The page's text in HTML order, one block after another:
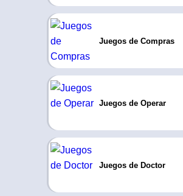
Juegos de Compras
Juegos de Operar
Juegos de Doctor